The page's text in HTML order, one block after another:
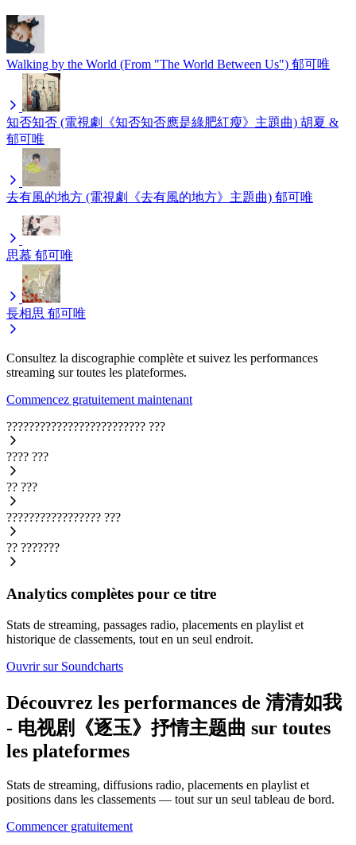
Walking by the World (From "The World Between Us") 郁可唯
知否知否 (電視劇《知否知否應是綠肥紅瘦》主題曲) 胡夏 &
郁可唯
去有風的地方 (電視劇《去有風的地方》主題曲) 郁可唯
思慕 郁可唯
長相思 郁可唯
Consultez la discographie complète et suivez les performances
streaming sur toutes les plateformes.
Commencez gratuitement maintenant
????????????????????????? ???
???? ???
?? ???
????????????????? ???
?? ???????
Analytics complètes pour ce titre
Stats de streaming, passages radio, placements en playlist et
historique de classements, tout en un seul endroit.
Ouvrir sur Soundcharts
Découvrez les performances de 清清如我
- 电视剧《逐玉》抒情主题曲 sur toutes
les plateformes
Stats de streaming, diffusions radio, placements en playlist et
positions dans les classements — tout sur un seul tableau de bord.
Commencer gratuitement